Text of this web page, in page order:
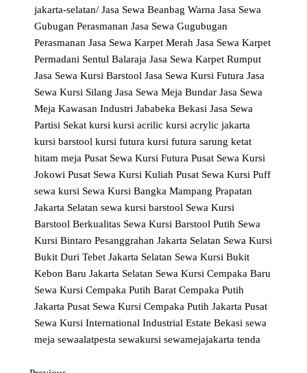
jakarta-selatan/Jasa Sewa Beanbag WarnaJasa Sewa
Gubugan PerasmananJasa Sewa Gugubugan
PerasmananJasa Sewa Karpet MerahJasa Sewa Karpet
Permadani Sentul BalarajaJasa Sewa Karpet Rumput
Jasa Sewa Kursi BarstoolJasa Sewa Kursi FuturaJasa
Sewa Kursi SilangJasa Sewa Meja BundarJasa Sewa
Meja Kawasan Industri Jababeka BekasiJasa Sewa
Partisi Sekatkursikursi acrilickursi acrylic jakarta
kursi barstoolkursi futurakursi futura sarung ketat
hitammejaPusat Sewa Kursi FuturaPusat Sewa Kursi
JokowiPusat Sewa Kursi KuliahPusat Sewa Kursi Puff
sewa kursi Sewa Kursi Bangka Mampang Prapatan
Jakarta Selatansewa kursi barstool Sewa Kursi
Barstool Berkualitas Sewa Kursi Barstool Putih Sewa
Kursi Bintaro Pesanggrahan Jakarta Selatan Sewa Kursi
Bukit Duri Tebet Jakarta Selatan Sewa Kursi Bukit
Kebon Baru Jakarta Selatan Sewa Kursi Cempaka Baru
Sewa Kursi Cempaka Putih Barat Cempaka Putih
Jakarta Pusat Sewa Kursi Cempaka Putih Jakarta Pusat
Sewa Kursi International Industrial Estate Bekasisewa
mejasewaalatpestasewakursisewamejajakartatenda